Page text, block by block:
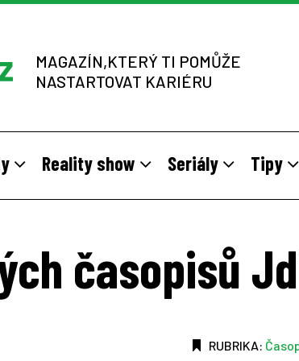
MAGAZÍN,KTERÝ TI POMŮŽE
NASTARTOVAT KARIÉRU
Reality show Seriály Tipy
časopisů
RUBRIKA: